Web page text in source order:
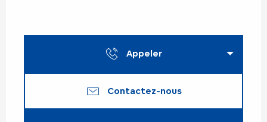
Appeler
Contactez-nous